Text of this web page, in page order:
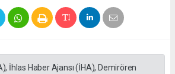
İhlas Haber Ajansı (İHA), Demirören